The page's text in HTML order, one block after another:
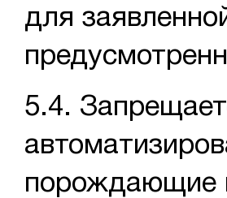
для
5.4.
порождающие